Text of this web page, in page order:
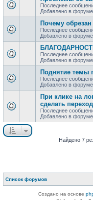
Последнее
Добавлено в форуме
Почему
Последнее
Добавлено в форуме
Последнее
Добавлено в форуме
Поднятие темы
Последнее
Добавлено в форуме
При клике на
сделать переход
Последнее
Добавлено в форуме
Найдено 7
Список форумов
Создано на основе